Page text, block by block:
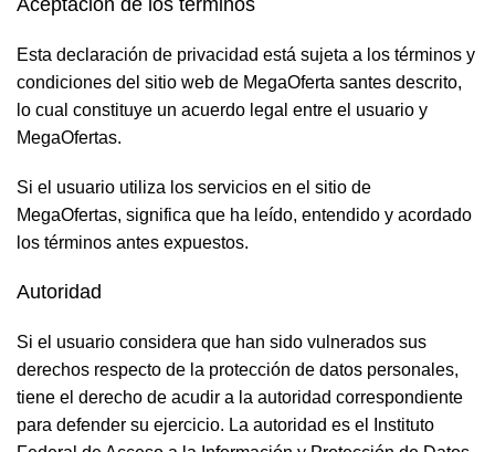
Aceptación de los términos
Esta declaración de privacidad está sujeta a los términos y
condiciones del sitio web de MegaOferta santes descrito,
lo cual constituye un acuerdo legal entre el usuario y
MegaOfertas.
Si el usuario utiliza los servicios en el sitio de
MegaOfertas, significa que ha leído, entendido y acordado
los términos antes expuestos.
Autoridad
Si el usuario considera que han sido vulnerados sus
derechos respecto de la protección de datos personales,
tiene el derecho de acudir a la autoridad correspondiente
para defender su ejercicio. La autoridad es el Instituto